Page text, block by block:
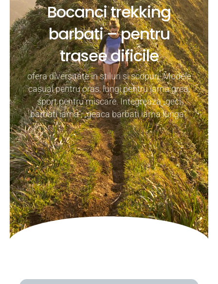
Bocanci trekking
barbati – pentru
trasee dificile
ofera diversitate in stiluri si scopuri. Modele
casual pentru oras, lungi pentru iarna grea,
sport pentru miscare. Integreaza „geci
barbati iarna”, „geaca barbati iarna lunga”.